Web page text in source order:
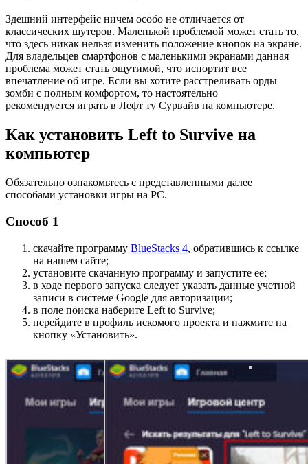
Здешний интерфейс ничем особо не отличается от
классических шутеров. Маленькой проблемой может стать то,
что здесь никак нельзя изменить положение кнопок на экране.
Для владельцев смартфонов с маленькими экранами данная
проблема может стать ощутимой, что испортит все
впечатление об игре. Если вы хотите расстреливать орды
зомби с полным комфортом, то настоятельно
рекомендуется играть в Лефт ту Сурвайв на компьютере.
Как установить Left to Survive на
компьютер
Обязательно ознакомьтесь с представленными далее
способами установки игры на PC.
Способ 1
скачайте программу BlueStacks 4, обратившись к ссылке
на нашем сайте;
установите скачанную программу и запустите ее;
в ходе первого запуска следует указать данные учетной
записи в системе Google для авторизации;
в поле поиска наберите Left to Survive;
перейдите в профиль искомого проекта и нажмите на
кнопку «Установить».